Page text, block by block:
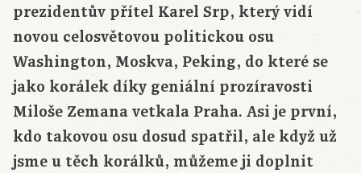
prezidentův přítel Karel Srp, který vidí
novou celosvětovou politickou osu
Washington, Moskva, Peking, do které se
jako korálek díky geniální prozíravosti
Miloše Zemana vetkala Praha. Asi je první,
kdo takovou osu dosud spatřil, ale když už
jsme u těch korálků, můžeme ji doplnit